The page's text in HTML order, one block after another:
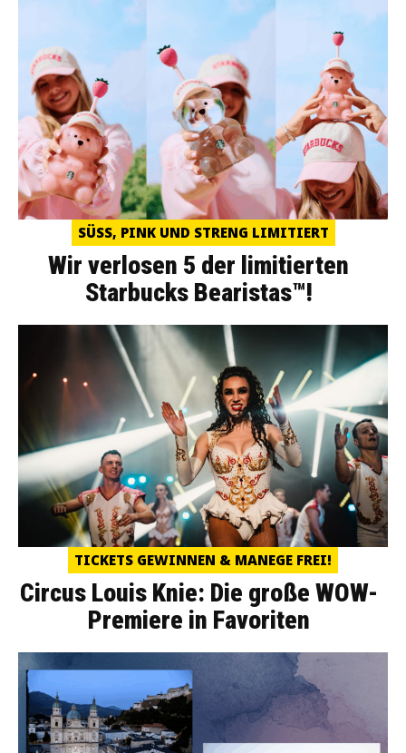
SÜSS, PINK UND STRENG LIMITIERT
Wir verlosen 5 der limitierten
Starbucks Bearistas™!
TICKETS GEWINNEN & MANEGE FREI!
Circus Louis Knie: Die große WOW-
Premiere in Favoriten